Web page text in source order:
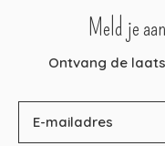
Meld je
Ontvang de